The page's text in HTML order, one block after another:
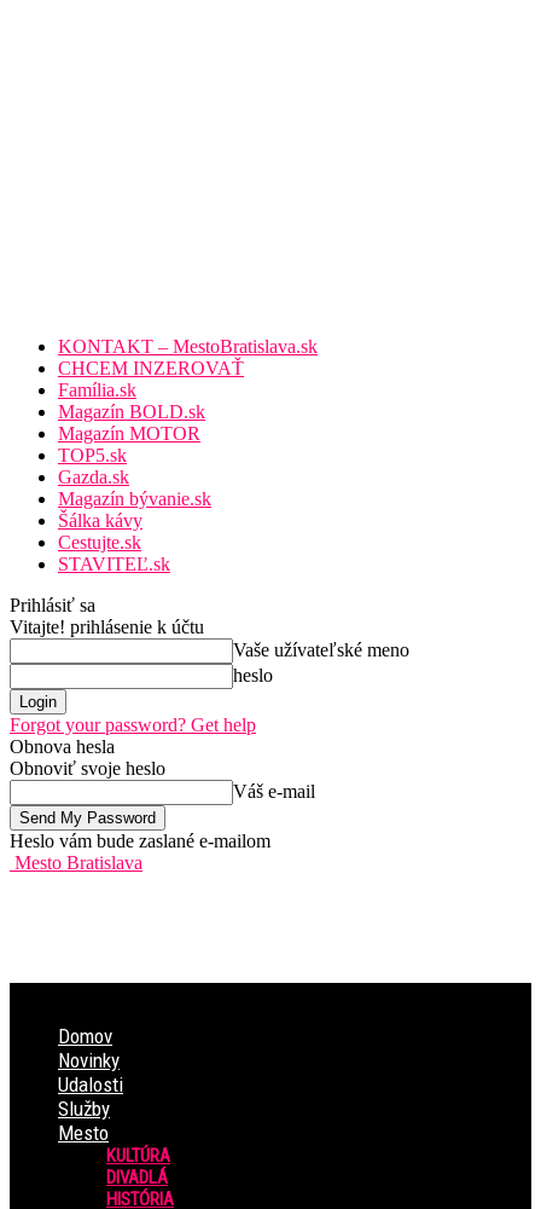
KONTAKT – MestoBratislava.sk
CHCEM INZEROVAŤ
Família.sk
Magazín BOLD.sk
Magazín MOTOR
TOP5.sk
Gazda.sk
Magazín bývanie.sk
Šálka kávy
Cestujte.sk
STAVITEĽ.sk
Prihlásiť sa
Vitajte! prihlásenie k účtu
Vaše užívateľské meno
heslo
Forgot your password? Get help
Obnova hesla
Obnoviť svoje heslo
Váš e-mail
Heslo vám bude zaslané e-mailom
Mesto Bratislava
Domov
Novinky
Udalosti
Služby
Mesto
KULTÚRA
DIVADLÁ
HISTÓRIA